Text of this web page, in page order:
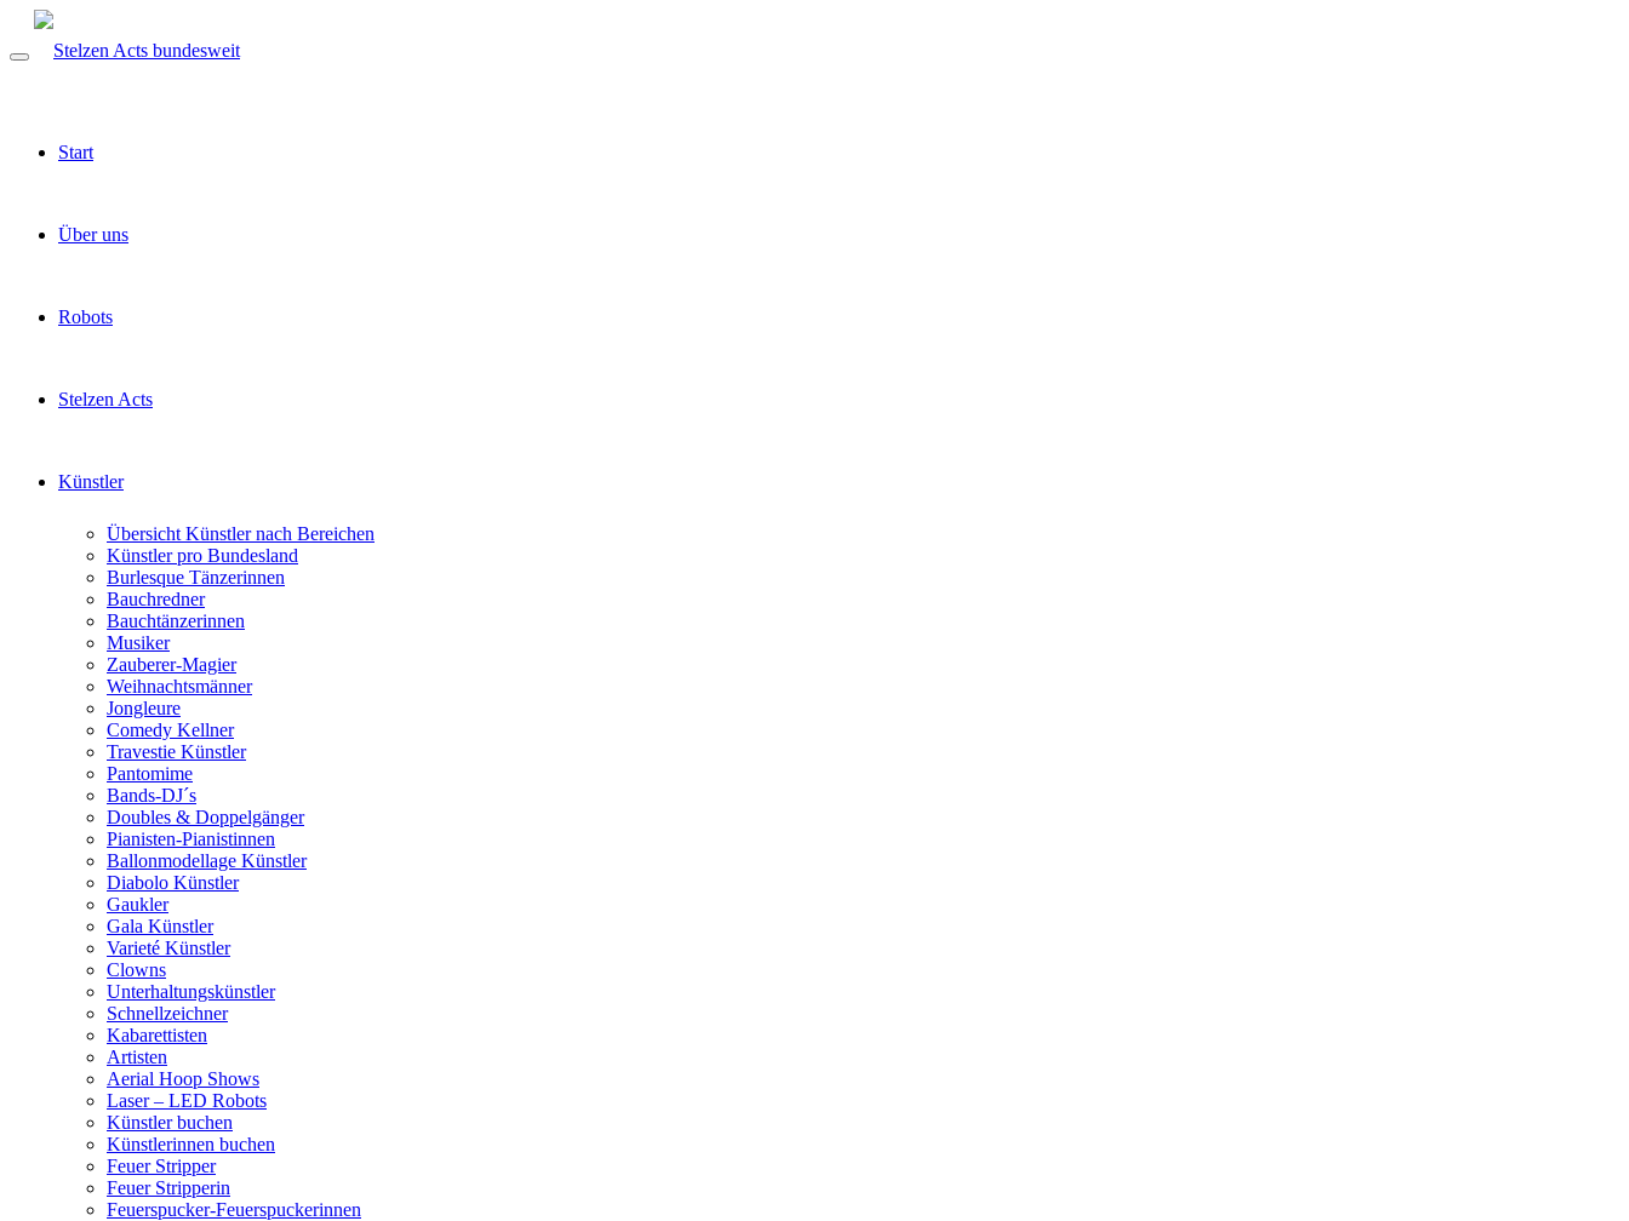
Start
Über uns
Robots
Stelzen Acts
Künstler
Übersicht Künstler nach Bereichen
Künstler pro Bundesland
Burlesque Tänzerinnen
Bauchredner
Bauchtänzerinnen
Musiker
Zauberer-Magier
Weihnachtsmänner
Jongleure
Comedy Kellner
Travestie Künstler
Pantomime
Bands-DJ´s
Doubles & Doppelgänger
Pianisten-Pianistinnen
Ballonmodellage Künstler
Diabolo Künstler
Gaukler
Gala Künstler
Varieté Künstler
Clowns
Unterhaltungskünstler
Schnellzeichner
Kabarettisten
Artisten
Aerial Hoop Shows
Laser – LED Robots
Künstler buchen
Künstlerinnen buchen
Feuer Stripper
Feuer Stripperin
Feuerspucker-Feuerspuckerinnen